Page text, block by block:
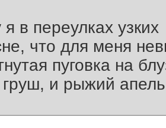
в переулках узких
что для меня
пуговка на
и рыжий